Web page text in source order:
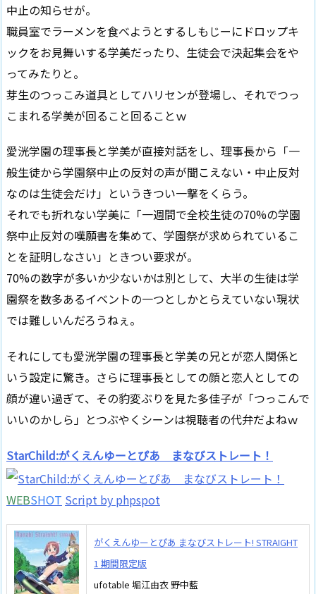
中止の知らせが。
職員室でラーメンを食べようとするしもじーにドロップキ
ックをお見舞いする学美だったり、生徒会で決起集会をや
ってみたりと。
芽生のつっこみ道具としてハリセンが登場し、それでつっ
こまれる学美が回ること回ることｗ
愛洸学園の理事長と学美が直接対話をし、理事長から「一
般生徒から学園祭中止の反対の声が聞こえない・中止反対
なのは生徒会だけ」というきつい一撃をくらう。
それでも折れない学美に「一週間で全校生徒の70%の学園
祭中止反対の嘆願書を集めて、学園祭が求められているこ
とを証明しなさい」ときつい要求が。
70%の数字が多いか少ないかは別として、大半の生徒は学
園祭を数多あるイベントの一つとしかとらえていない現状
では難しいんだろうねぇ。
それにしても愛洸学園の理事長と学美の兄とが恋人関係と
いう設定に驚き。さらに理事長としての顔と恋人としての
顔が違い過ぎて、その豹変ぶりを見た多佳子が「つっこんで
いいのかしら」とつぶやくシーンは視聴者の代弁だよねｗ
StarChild:がくえんゆーとぴあ まなびストレート！
WEBSHOT Script by phpspot
がくえんゆーとぴあ まなびストレート! STRAIGHT
1 期間限定版
ufotable 堀江由衣 野中藍